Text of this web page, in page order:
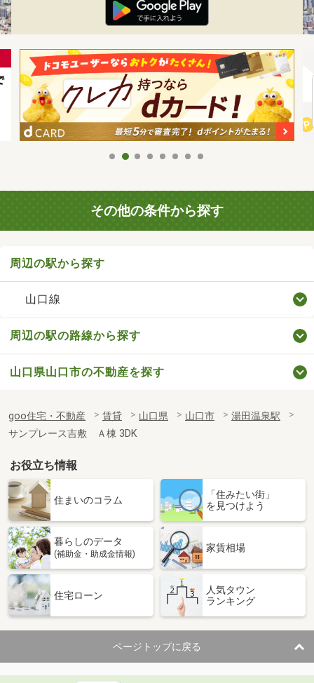
その他の条件から探す
周辺の駅から探す
山口線
周辺の駅の路線から探す
山口県山口市の不動産を探す
goo住宅・不動産 賃貸 山口県 山口市
湯田温泉駅
サンプレース吉敷 Ａ棟 3DK
お役立ち情報
住まいのコラム
「住みたい街」
を見つけよう
暮らしのデータ
(補助金・助成金情報)
家賃相場
住宅ローン
人気タウン
ランキング
ページトップに戻る